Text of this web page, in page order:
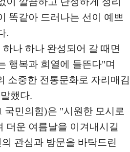
똑같아 드러나는 선이 예쁘
.
나 하나 완성되어 갈 때면
행복과 희열에 들뜬다"며
소중한 전통문화로 자리매김
했다.
국민의힘)은 "시원한 모시로
더운 여름날을 이겨내시길
관심과 방문을 바탁드린